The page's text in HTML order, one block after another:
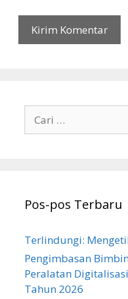
untuk:
Pos-pos Terbaru
Terlindungi:
Pengimbasan
Peralatan
Tahun 2026